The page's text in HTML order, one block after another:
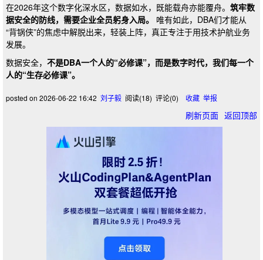
在2026年这个数字化深水区，数据如水，既能载舟亦能覆舟。 筑牢数
据安全的防线，需要企业全员躬身入局。
唯有如此，DBA们才能从
“背锅侠”的焦虑中解脱出来，轻装上阵，真正专注于用技术护航业务
发展。
数据安全， 不是DBA一个人的“必修课”，而是数字时代，我们每一个
人的“生存必修课”。
posted on 2026-06-22 16:42 刘子毅 阅读(18) 评论(0) 收藏 举报
刷新页面 返回顶部